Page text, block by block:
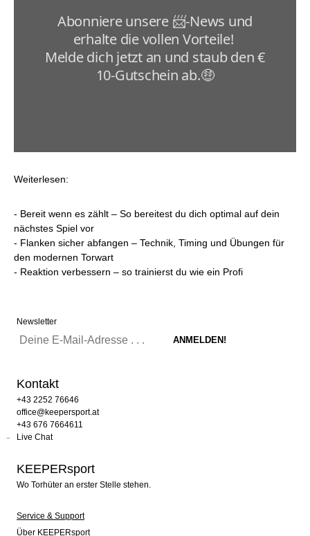
Weiterlesen:
- Bereit wenn es zählt – So bereitest du dich optimal auf dein
nächstes Spiel vor
- Flanken sicher abfangen – Technik, Timing und Übungen für
den modernen Torwart
- Reaktion verbessern – so trainierst du wie ein Profi
Newsletter
Kontakt
+43 2252 76646
office@keepersport.at
+43 676 7664611
Live Chat
KEEPERsport
Wo Torhüter an erster Stelle stehen.
Service & Support
Über KEEPERsport